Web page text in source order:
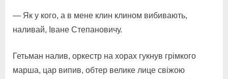
— Як у кого, а в мене клин клином вибивають,
наливай, Іване Степановичу.
Гетьман налив, оркестр на хорах гукнув грімкого
марша, цар випив, обтер велике лице свіжою